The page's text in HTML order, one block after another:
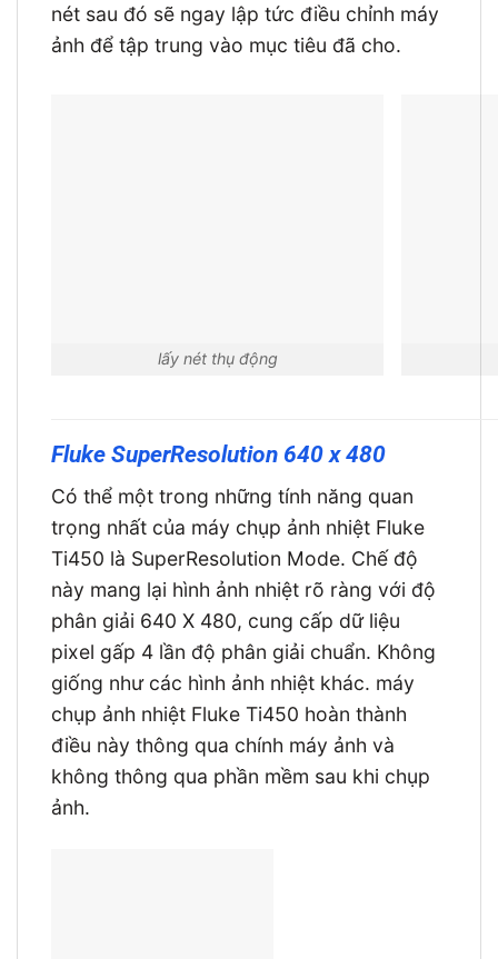
nét sau đó sẽ ngay lập tức điều chỉnh máy
ảnh để tập trung vào mục tiêu đã cho.
lấy nét thụ động
Fluke SuperResolution 640 x 480
Có thể một trong những tính năng quan
trọng nhất của máy chụp ảnh nhiệt Fluke
Ti450 là SuperResolution Mode. Chế độ
này mang lại hình ảnh nhiệt rõ ràng với độ
phân giải 640 X 480, cung cấp dữ liệu
pixel gấp 4 lần độ phân giải chuẩn. Không
giống như các hình ảnh nhiệt khác. máy
chụp ảnh nhiệt Fluke Ti450 hoàn thành
điều này thông qua chính máy ảnh và
không thông qua phần mềm sau khi chụp
ảnh.